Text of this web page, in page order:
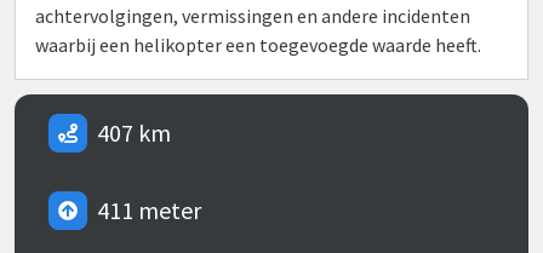
achtervolgingen, vermissingen en andere incidenten
waarbij een helikopter een toegevoegde waarde heeft.
407 km
411 meter